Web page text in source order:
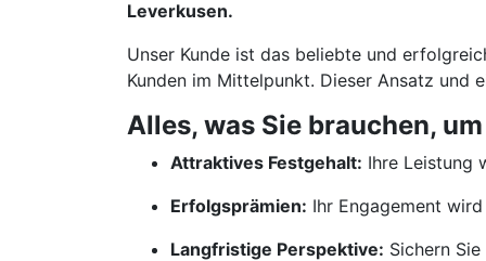
Leverkusen.
Unser Kunde ist das beliebte und
Kunden im Mittelpunkt. Dieser Ansatz und
Alles, was Sie brauchen,
Attraktives Festgehalt: Ihre Leistung
Erfolgsprämien: Ihr Engagement
Langfristige Perspektive: Sichern